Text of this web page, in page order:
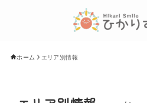
ホーム エリア別情報